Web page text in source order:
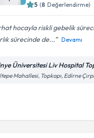
5 (8 Değerlendirme)
hocayla riskli gebelik
sürecinde de...
Devamı
Üniversitesi Liv Hospital
Mahallesi, Topkapı, Edirne